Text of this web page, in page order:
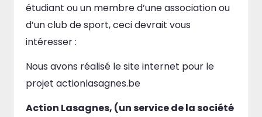
étudiant ou un membre d’une association ou
d’un club de sport, ceci devrait vous
intéresser :
Nous avons réalisé le site internet pour le
projet actionlasagnes.be
Action Lasagnes, (un service de la société